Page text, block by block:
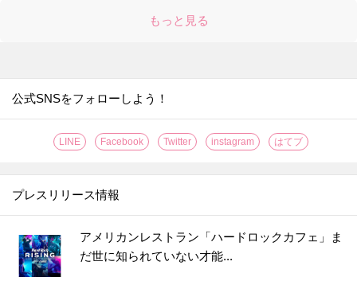
もっと見る
公式SNSをフォローしよう！
LINE Facebook Twitter instagram はてブ
プレスリリース情報
アメリカンレストラン「ハードロックカフェ」ま
だ世に知られていない才能...